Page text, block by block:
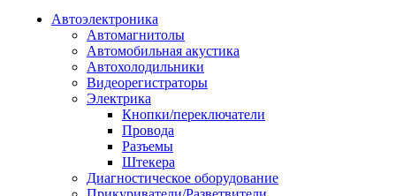
Автоэлектроника
Автомагнитолы
Автомобильная акустика
Автохолодильники
Видеорегистраторы
Электрика
Кнопки/переключатели
Провода
Разъемы
Штекера
Диагностическое оборудование